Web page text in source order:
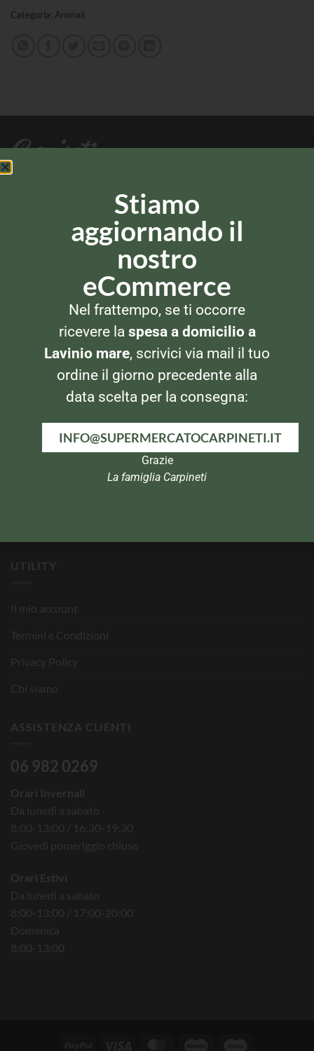
Categoria: Animali
CATEGORIE PRODOTTI
Banco Frigo e Surgelati
Pasta e Dolci
In dispensa
Igiene Personale
UTILITY
Il mio account
Termini e Condizioni
Privacy Policy
Chi siamo
ASSISTENZA CLIENTI
06 982 0269
Orari Invernali
Da lunedì a sabato
8:00-13:00 / 16:30-19:30
Giovedì pomeriggio chiuso
Orari Estivi
Da lunedì a sabato
8:00-13:00 / 17:00-20:00
Domenica
8:00-13:00
Stiamo
aggiornando il
nostro
eCommerce
Nel frattempo, se ti occorre
ricevere la spesa a domicilio a
Lavinio mare, scrivici via mail il tuo
ordine il giorno precedente alla
data scelta per la consegna:
INFO@SUPERMERCATOCARPINETI.IT
Grazie
La famiglia Carpineti